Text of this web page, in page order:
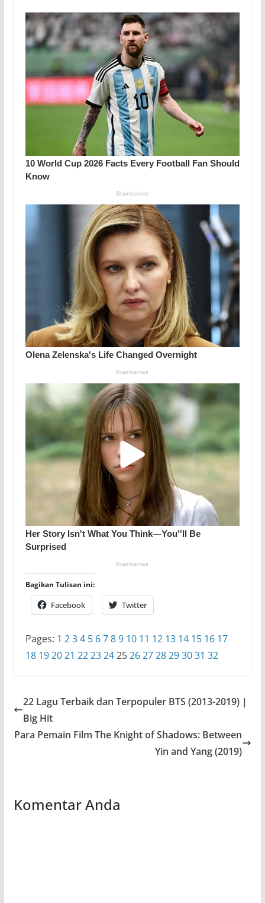
Bagikan Tulisan ini:
Facebook Twitter
Pages: 1 234 5 6789 10 11 12 13 14 15 16 17
18 192021 22232425262728293031 32
22 Lagu Terbaik dan Terpopuler BTS (2013-2019) |
Big Hit
Para Pemain Film The Knight of Shadows: Between
Yin and Yang (2019)
Komentar Anda